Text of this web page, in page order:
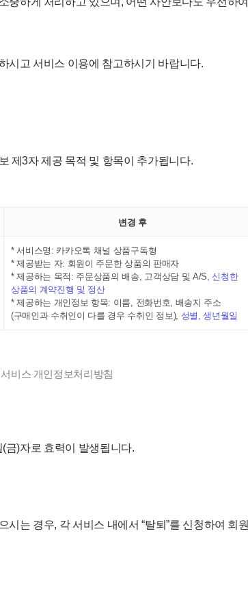
시고 서비스 이용에 참고하시기 바랍니다.
제3자 제공 목적 및 항목이 추가됩니다.
변경 후
* 서비스명: 카카오톡 채널 상품구독형
* 제공받는 자: 회원이 주문한 상품의 판매자
* 제공하는 목적: 주문상품의 배송, 고객상담 및 A/S, 신청한
상품의 계약진행 및 정산
* 제공하는 개인정보 항목: 이름, 전화번호, 배송지 주소
(구매인과 수취인이 다를 경우 수취인 정보), 성별, 생년월일
비스 개인정보처리방침
금)자로 효력이 발생됩니다.
는 경우, 각 서비스 내에서 “탈퇴”를 신청하여 회원